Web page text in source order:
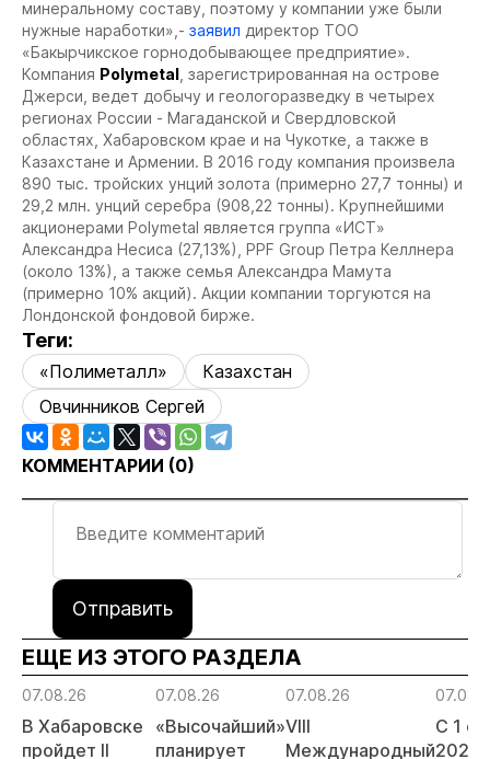
минеральному составу, поэтому у компании уже были
нужные наработки»,- заявил директор ТОО
«Бакырчикское горнодобывающее предприятие».
Компания Polymetal , зарегистрированная на острове
Джерси, ведет добычу и геологоразведку в четырех
регионах России - Магаданской и Свердловской
областях, Хабаровском крае и на Чукотке, а также в
Казахстане и Армении. В 2016 году компания произвела
890 тыс. тройских унций золота (примерно 27,7 тонны) и
29,2 млн. унций серебра (908,22 тонны). Крупнейшими
акционерами Polymetal является группа «ИСТ»
Александра Несиса (27,13%), PPF Group Петра Келлнера
(около 13%), а также семья Александра Мамута
(примерно 10% акций). Акции компании торгуются на
Лондонской фондовой бирже.
Теги:
«Полиметалл»
Казахстан
Овчинников Сергей
КОММЕНТАРИИ (0)
Отправить
ЕЩЕ ИЗ ЭТОГО РАЗДЕЛА
07.08.26
В Хабаровске
пройдет II
07.08.26
«Высочайший»
планирует
07.08.26
VIII
Международный
С 1
2026